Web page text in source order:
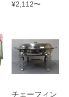
¥2,112〜
チェーフィン